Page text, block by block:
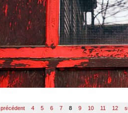
précédent 4 5 6 7 8 9 10 11 12